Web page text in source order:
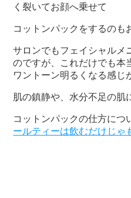
く裂いてお顔へ乗せて
コットンパックをするのも
サロンでもフェイシャルメ
のですが、これだけでも本
ワントーン明るくなる感じ
肌の鎮静や、水分不足の肌
コットンパックの仕方につ
ールティーは飲むだけじゃ